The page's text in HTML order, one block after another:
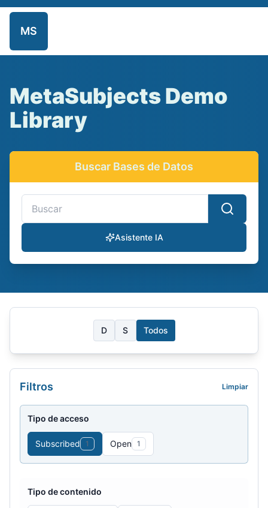
MS
Inicio Repositorio Admin
MetaSubjects Demo
Library
Buscar Bases de Datos
Buscar bases de datos y recursos electrónicos
Asistente IA
D S Todos
Filtros Limpiar
Tipo de acceso
Subscribed 1 Open 1
Tipo de contenido